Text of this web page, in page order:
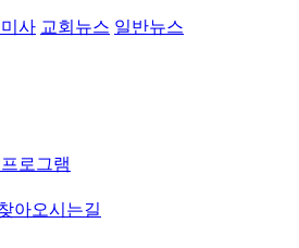
사 교회뉴스 일반뉴스
로그램
아오시는길